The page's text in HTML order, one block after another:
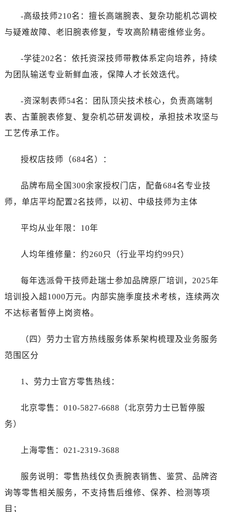
-高级技师210名：擅长高端腕表、复杂功能机芯调校
与疑难故障、老旧腕表修复，专攻高阶精密维修业务。
-学徒202名：依托资深技师带教体系定向培养，持续
为团队输送专业新鲜血液，保障人才长效迭代。
-资深制表师54名：团队顶尖技术核心，负责高端制
表、古董腕表修复、复杂机芯研发调校，承担技术攻坚与
工艺传承工作。
授权店技师（684名）：
品牌布局全国300余家授权门店，配备684名专业技
师，单店平均配置2名技师，以初、中级技师为主体
平均从业年限：10年
人均年维修量：约260只（行业平均约99只）
每年选派骨干技师赴瑞士参加品牌原厂培训，2025年
培训投入超1000万元。内部实施季度技术考核，连续两次
不达标者暂停上岗资格。
（四）劳力士官方热线服务体系架构梳理及业务服务
范围区分
1、劳力士官方零售热线：
北京零售：010-5827-6688（北京劳力士已暂停服
务）
上海零售：021-2319-3688
服务说明：零售热线仅负责腕表销售、鉴赏、品牌咨
询等零售相关服务，不支持售后维修、保养、检测等项
目；